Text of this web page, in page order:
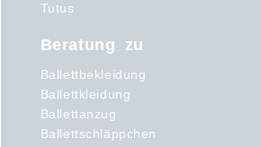
Tutus
Beratung zu
Ballettbekleidung
Ballettkleidung
Ballettanzug
Ballettschläppchen